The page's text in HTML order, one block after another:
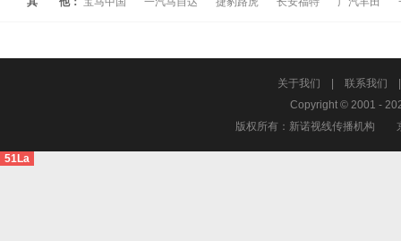
关于我们 联系我们
Copyright © 2001 -
版权所有：新诺视线传播机构
51La